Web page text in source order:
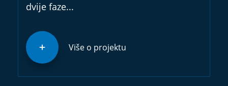
dvije faze...
Više o projektu